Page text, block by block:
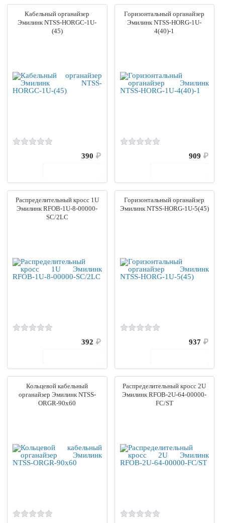
Кабельный органайзер
Эмилинк NTSS-HORGС-1U-
(45)
390 ₽
Горизонтальный органайзер
Эмилинк NTSS-HORG-1U-
4(40)-1
909 ₽
Распределительный кросс 1U
Эмилинк RFOB-1U-8-00000-
SC/2LC
392 ₽
Горизонтальный органайзер
Эмилинк NTSS-HORG-1U-5(45)
937 ₽
Кольцевой кабельный
органайзер Эмилинк NTSS-
ORGR-90х60
Распределительный кросс 2U
Эмилинк RFOB-2U-64-00000-
FC/ST